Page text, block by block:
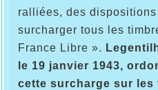
ralliées, des
surcharger tous les
France Libre ».
le 19 janvier 1943,
cette surcharge sur les